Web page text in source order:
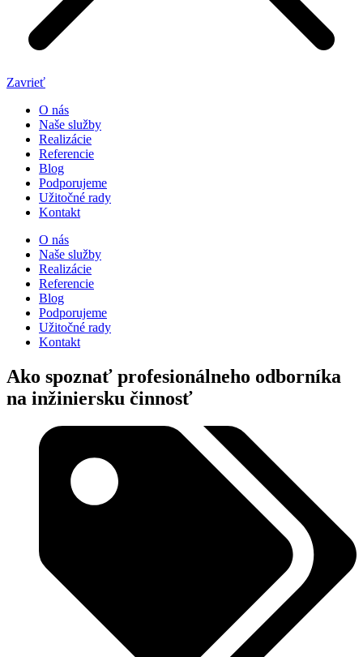
Zavrieť
O nás
Naše služby
Realizácie
Referencie
Blog
Podporujeme
Užitočné rady
Kontakt
O nás
Naše služby
Realizácie
Referencie
Blog
Podporujeme
Užitočné rady
Kontakt
Ako spoznať profesionálneho odborníka
na inžiniersku činnosť